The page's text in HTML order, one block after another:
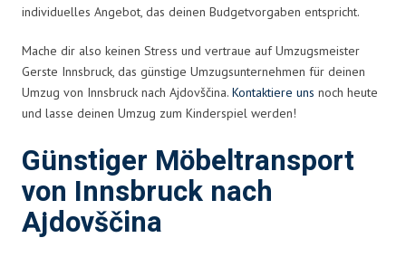
individuelles Angebot, das deinen Budgetvorgaben entspricht.
Mache dir also keinen Stress und vertraue auf Umzugsmeister
Gerste Innsbruck, das günstige Umzugsunternehmen für deinen
Umzug von Innsbruck nach Ajdovščina. Kontaktiere uns noch heute
und lasse deinen Umzug zum Kinderspiel werden!
Günstiger Möbeltransport
von Innsbruck nach
Ajdovščina